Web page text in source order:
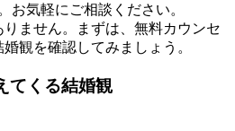
お気軽にご相談ください。
ません。まずは、無料カウンセ
観を確認してみましょう。
てくる結婚観